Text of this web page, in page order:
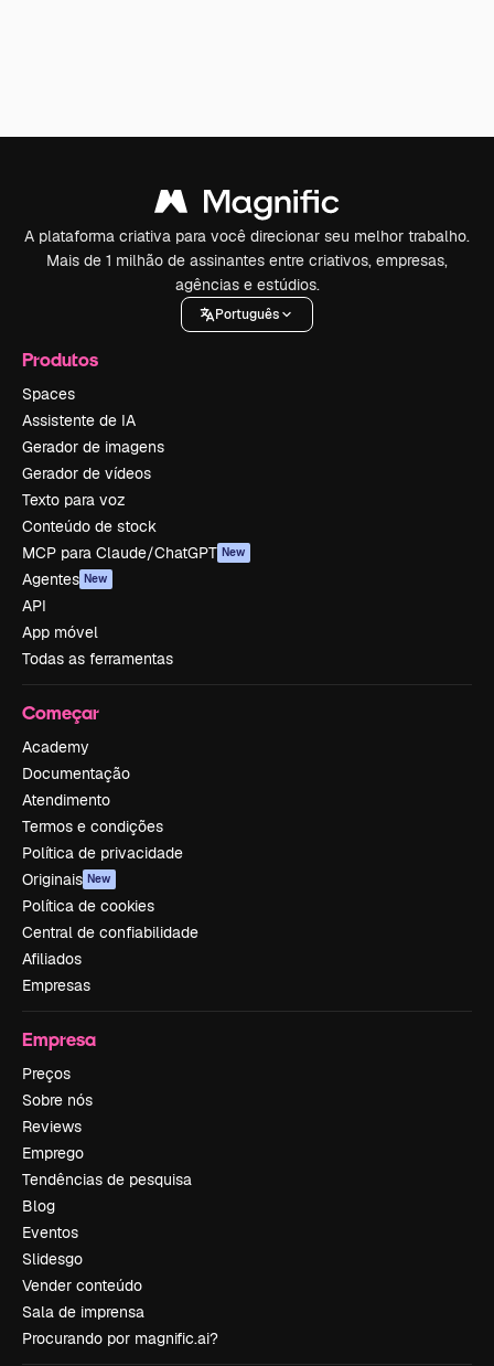
A plataforma criativa para você direcionar seu melhor trabalho.
Mais de 1 milhão de assinantes entre criativos, empresas,
agências e estúdios.
Português
Produtos
Spaces
Assistente de IA
Gerador de imagens
Gerador de vídeos
Texto para voz
Conteúdo de stock
MCP para Claude/ChatGPT New
Agentes New
API
App móvel
Todas as ferramentas
Começar
Academy
Documentação
Atendimento
Termos e condições
Política de privacidade
Originais New
Política de cookies
Central de confiabilidade
Afiliados
Empresas
Empresa
Preços
Sobre nós
Reviews
Emprego
Tendências de pesquisa
Blog
Eventos
Slidesgo
Vender conteúdo
Sala de imprensa
Procurando por magnific.ai?